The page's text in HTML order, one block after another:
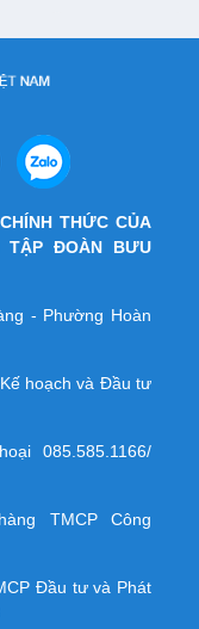
THỨC CỦA
TẬP ĐOÀN BƯU
- Phường Hoàn
hoạch và Đầu tư
085.585.1166/
TMCP Công
Ðầu tư và Phát